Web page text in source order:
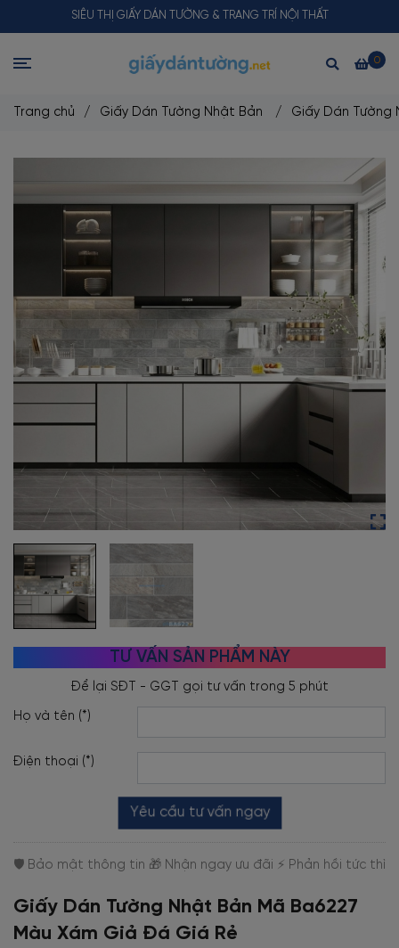
SIÊU THỊ GIẤY DÁN TƯỜNG & TRANG TRÍ NỘI THẤT
0
Trang chủ / Giấy Dán Tường Nhật Bản / Giấy Dán Tường
TƯ VẤN SẢN PHẨM NÀY
Họ và tên (*)
Điện thoại (*)
Yêu cầu tư vấn ngay
Giấy Dán Tường Nhật Bản Mã Ba6227
Màu Xám Giả Đá Giá Rẻ